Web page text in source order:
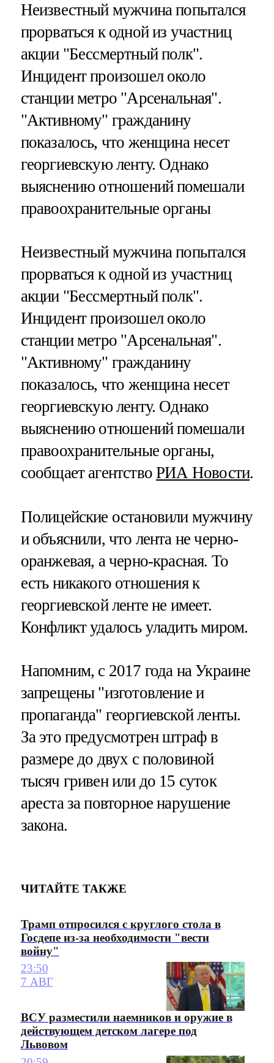
Неизвестный мужчина попытался
прорваться к одной из участниц
акции "Бессмертный полк".
Инцидент произошел около
станции метро "Арсенальная".
"Активному" гражданину
показалось, что женщина несет
георгиевскую ленту. Однако
выяснению отношений помешали
правоохранительные органы
Неизвестный мужчина попытался
прорваться к одной из участниц
акции "Бессмертный полк".
Инцидент произошел около
станции метро "Арсенальная".
"Активному" гражданину
показалось, что женщина несет
георгиевскую ленту. Однако
выяснению отношений помешали
правоохранительные органы,
сообщает агентствоРИА Новости.
Полицейские остановили мужчину
и объяснили, что лента не черно-
оранжевая, а черно-красная. То
есть никакого отношения к
георгиевской ленте не имеет.
Конфликт удалось уладить миром.
Напомним, с 2017 года на Украине
запрещены "изготовление и
пропаганда" георгиевской ленты.
За это предусмотрен штраф в
размере до двух с половиной
тысяч гривен или до 15 суток
ареста за повторное нарушение
закона.
ЧИТАЙТЕ ТАКЖЕ
Трамп отпросился с круглого стола в
Госдепе из-за необходимости "вести
войну"
23:50
7 АВГ
ВСУ разместили наемников и оружие в
действующем детском лагере под
Львовом